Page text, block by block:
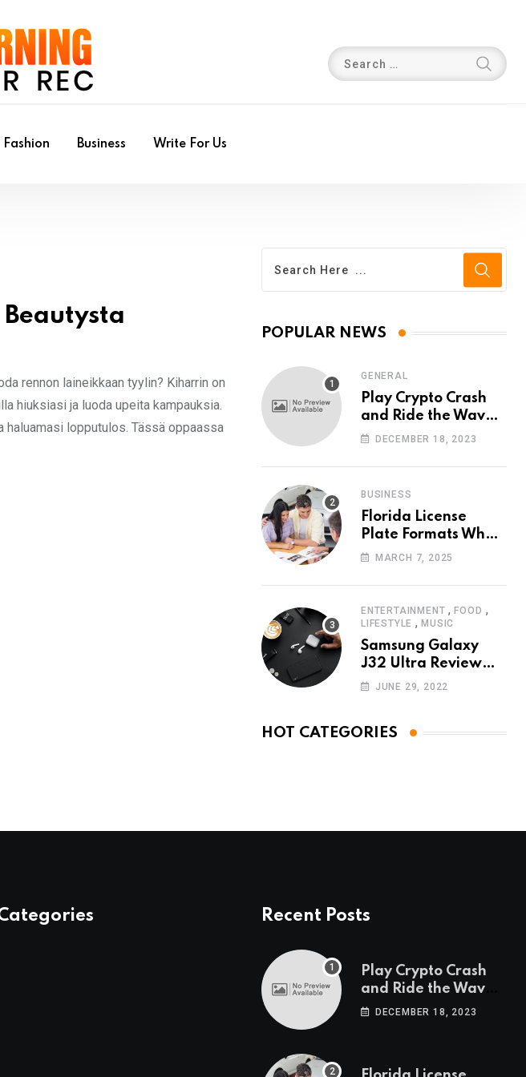
Fashion Business Write For Us
rennon laineikkaan tyylin? Kiharrin on
hiuksiasi ja luoda upeita kampauksia.
haluamasi lopputulos. Tässä oppaassa
POPULAR NEWS
GENERAL
Play Crypto Crash
and Ride the Waves
of Crypto Volatility
Online Platform
DECEMBER 18, 2023
BUSINESS
Florida License
Plate Formats What
Each Digit Means
MARCH 7, 2025
ENTERTAINMENT ,FOOD ,
LIFESTYLE ,MUSIC
Samsung Galaxy
J32 Ultra Review
The New King of
JUNE 29, 2022
HOT CATEGORIES
Recent Posts
Play Crypto Crash
and Ride the Waves
of Crypto Volatility
DECEMBER 18, 2023